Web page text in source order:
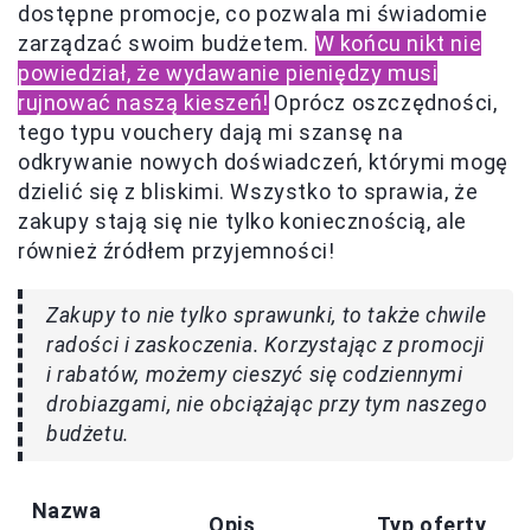
dostępne promocje, co pozwala mi świadomie
zarządzać swoim budżetem. W końcu nikt nie
powiedział, że wydawanie pieniędzy musi
rujnować naszą kieszeń! Oprócz oszczędności,
tego typu vouchery dają mi szansę na
odkrywanie nowych doświadczeń, którymi mogę
dzielić się z bliskimi. Wszystko to sprawia, że
zakupy stają się nie tylko koniecznością, ale
również źródłem przyjemności!
Zakupy to nie tylko sprawunki, to także chwile
radości i zaskoczenia. Korzystając z promocji
i rabatów, możemy cieszyć się codziennymi
drobiazgami, nie obciążając przy tym naszego
budżetu.
Nazwa